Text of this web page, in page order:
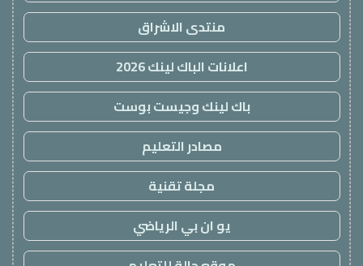
منتدى الاشراق
اعلانات الباك لينك 2026
باك لينك وجيست بوست
مصادر التعليم
مجلة تقنية
يو ان بي الرياضي